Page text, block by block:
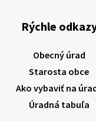
výdatnosti
6. augusta 2026
5. augusta 2026
Rýchle
Obecný úrad
Starosta obce
Ako vybaviť na
Úradná tabuľa